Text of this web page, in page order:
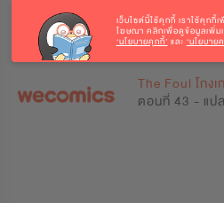
The Foul โกง
ตอนที่ 43 - แป
เว็บไซต์นี้ใช้คุกกี้ เราใช้คุกกี้เ
โฆษณา คลิกเพื่อดูข้อมูลเพิ่ม
‘นโยบายคุกกี้’ และ ‘นโยบาย